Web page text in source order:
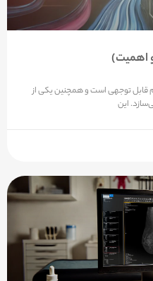
اهمیت)
توجهی است و همچنین یکی از
این